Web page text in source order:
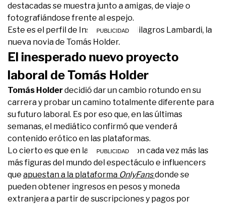
destacadas se muestra junto a amigas, de viaje o
fotografiándose frente al espejo.
Este es el perfil de Instagram de Milagros Lambardi, la
nueva novia de Tomás Holder.
El inesperado nuevo proyecto
laboral de Tomás Holder
Tomás Holderdecidió dar un cambio rotundo en su
carrera y probar un camino totalmente diferente para
su futuro laboral. Es por eso que, en las últimas
semanas, el mediático confirmó que venderá
contenido erótico en las plataformas.
Lo cierto es que en la actualidad son cada vez más las
más figuras del mundo del espectáculo e influencers
que apuestan a la plataforma OnlyFansdonde se
pueden obtener ingresos en pesos y moneda
extranjera a partir de suscripciones y pagos por